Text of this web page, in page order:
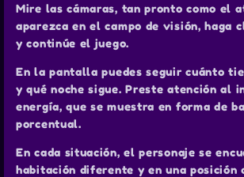
Mire las cámaras, tan pronto como el
aparezca en el campo de visión, haga
y continúe el juego.
En la pantalla puedes seguir cuánto
y qué noche sigue. Preste atención al
energía, que se muestra en forma de
porcentual.
En cada situación, el personaje se
habitación diferente y en una posición